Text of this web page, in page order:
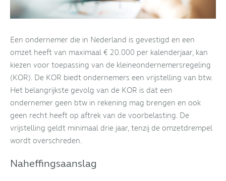
Een ondernemer die in Nederland is gevestigd en een
omzet heeft van maximaal € 20.000 per kalenderjaar, kan
kiezen voor toepassing van de kleineondernemersregeling
(KOR). De KOR biedt ondernemers een vrijstelling van btw.
Het belangrijkste gevolg van de KOR is dat een
ondernemer geen btw in rekening mag brengen en ook
geen recht heeft op aftrek van de voorbelasting. De
vrijstelling geldt minimaal drie jaar, tenzij de omzetdrempel
wordt overschreden.
Naheffingsaanslag